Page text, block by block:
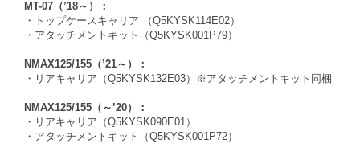
MT-07（’18～）：
・トップケースキャリア （Q5KYSK114E02）
・アタッチメントキット（Q5KYSK001P79）
NMAX125/155（’21～）：
・リアキャリア（Q5KYSK132E03）※アタッチメントキット同梱
NMAX125/155（～’20）：
・リアキャリア（Q5KYSK090E01）
・アタッチメントキット（Q5KYSK001P72）